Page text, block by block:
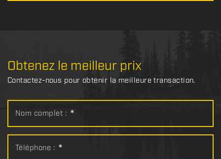
Obtenez le meilleur prix
Contactez-nous pour obtenir la meilleure transaction.
Nom complet : *
Téléphone : *